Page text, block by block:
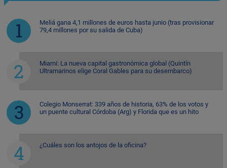
Meliá gana 4,1 millones de euros hasta junio (tras provisionar
79,4 millones por su salida de Cuba)
Miami: La nueva capital gastronómica global (Quintín
Ultramarinos elige Coral Gables para su desembarco)
Colegio Monserrat: 339 años de historia, 63% de los votos y
un puente cultural Córdoba (Arg) y Florida que es un hito
¿Cuáles son los antojos de la oficina?